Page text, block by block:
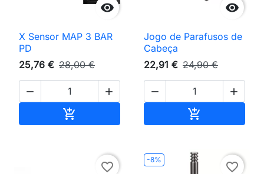

X Sensor MAP 3 BAR
PD
25,76 € 28,00 €
 


Jogo de Parafusos de
Cabeça
22,91 € 24,90 €
 

favorite_border
-8%
favorite_border